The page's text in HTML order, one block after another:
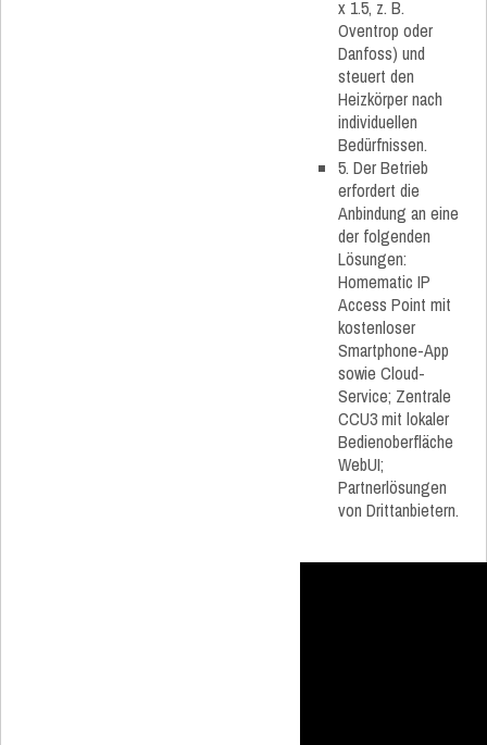
x 1.5, z. B.
Oventrop oder
Danfoss) und
steuert den
Heizkörper nach
individuellen
Bedürfnissen.
5. Der Betrieb
erfordert die
Anbindung an eine
der folgenden
Lösungen:
Homematic IP
Access Point mit
kostenloser
Smartphone-App
sowie Cloud-
Service; Zentrale
CCU3 mit lokaler
Bedienoberfläche
WebUI;
Partnerlösungen
von Drittanbietern.